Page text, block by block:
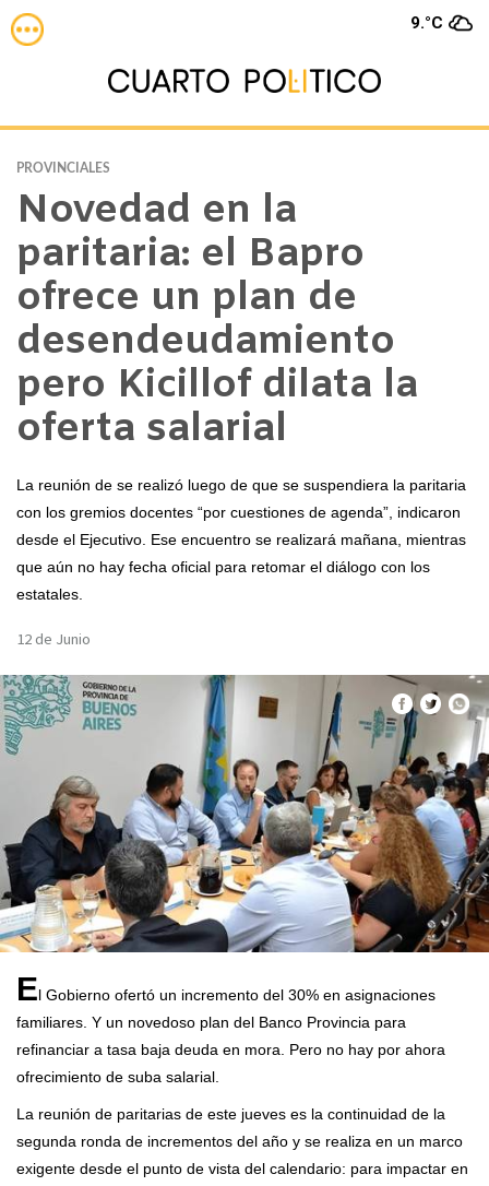
9.°C
PROVINCIALES
Novedad en la
paritaria: el Bapro
ofrece un plan de
desendeudamiento
pero Kicillof dilata la
oferta salarial
La reunión de se realizó luego de que se suspendiera la paritaria
con los gremios docentes “por cuestiones de agenda”, indicaron
desde el Ejecutivo. Ese encuentro se realizará mañana, mientras
que aún no hay fecha oficial para retomar el diálogo con los
estatales.
12 de Junio
El Gobierno ofertó un incremento del 30% en asignaciones
familiares. Y un novedoso plan del Banco Provincia para
refinanciar a tasa baja deuda en mora. Pero no hay por ahora
ofrecimiento de suba salarial.
La reunión de paritarias de este jueves es la continuidad de la
segunda ronda de incrementos del año y se realiza en un marco
exigente desde el punto de vista del calendario: para impactar en